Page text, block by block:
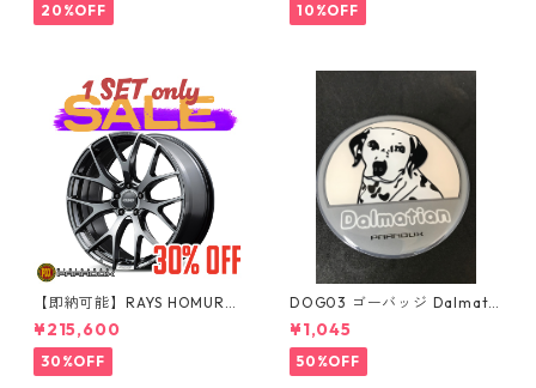
20%OFF 10%OFF
【即納可能】RAYS HOMURA
2x7FT ブラッククロームコー
ティング 18インチ 4本セット
¥215,600
30%OFF
DOG03 ゴーバッジ Dalmatia
n
¥1,045
50%OFF